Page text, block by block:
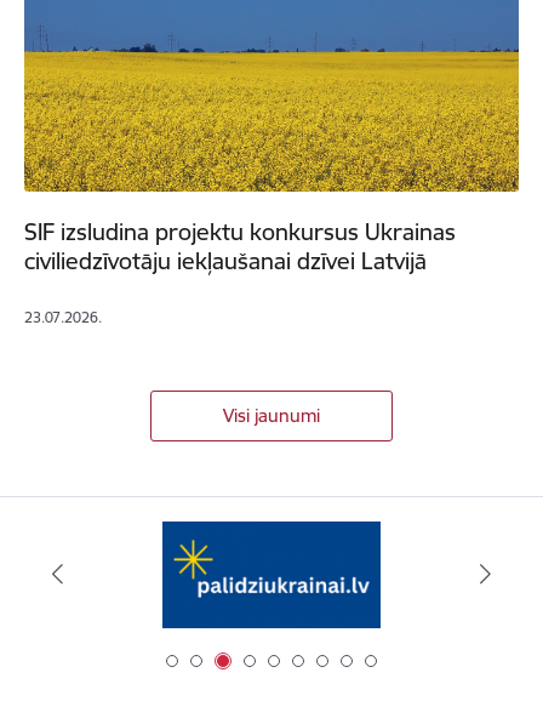
SIF izsludina projektu konkursus Ukrainas
civiliedzīvotāju iekļaušanai dzīvei Latvijā
23.07.2026.
Visi jaunumi